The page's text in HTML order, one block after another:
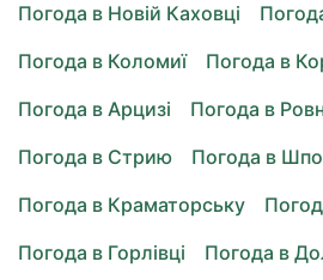
Погода в Новій Каховці
Погода в Коломиї
Погода в
Погода в Арцизі
Погода в
Погода в Стрию
Погода в
Погода в Краматорську
Погода в Горлівці
Погода в